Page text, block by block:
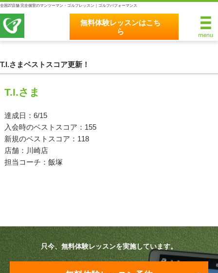
全国27店舗 完全個室のマンツーマン・ゴルフレッスン｜ゴルフパフォーマンス
無料体験レッスンはこち
ら
無料体験レッスンはこちら
統一されたレッスン理論
最新のスイング解析システム
原田メソッド
エゴスキューメソッド
T.I.さまベストスコア更新！
T.I.さま
達成日：6/15
入会時のベストスコア：155
新規のベストスコア：118
店舗：川崎店
担当コーチ：飯塚
只今、無料体験レッスンを実施しています。